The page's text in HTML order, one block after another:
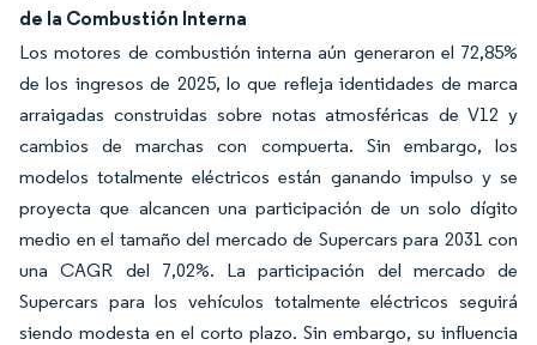
de la Combustión Interna
Los motores de combustión interna aún generaron el 72,85%
de los ingresos de 2025, lo que refleja identidades de marca
arraigadas construidas sobre notas atmosféricas de V12 y
cambios de marchas con compuerta. Sin embargo, los
modelos totalmente eléctricos están ganando impulso y se
proyecta que alcancen una participación de un solo dígito
medio en el tamaño del mercado de Supercars para 2031 con
una CAGR del 7,02%. La participación del mercado de
Supercars para los vehículos totalmente eléctricos seguirá
siendo modesta en el corto plazo. Sin embargo, su influencia